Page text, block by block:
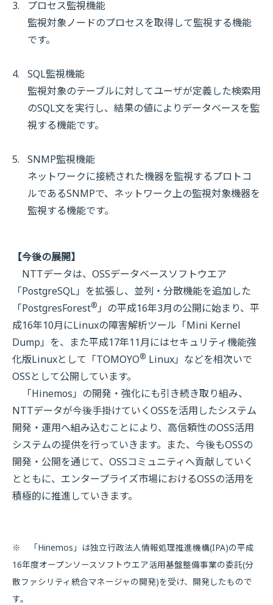
プロセス監視機能
監視対象ノードのプロセスを取得して監視する機能
です。
SQL監視機能
監視対象のテーブルに対してユーザが定義した検索用
のSQL文を実行し、結果の値によりデータベースを監
視する機能です。
SNMP監視機能
ネットワークに接続された機器を監視するプロトコ
ルであるSNMPで、ネットワーク上の監視対象機器を
監視する機能です。
【今後の展開】
NTTデータは、OSSデータベースソフトウエア
「PostgreSQL」を拡張し、並列・分散機能を追加した
「PostgresForest® 」の平成16年3月の公開に始まり、平
成16年10月にLinuxの障害解析ツール「Mini Kernel
Dump」を、また平成17年11月にはセキュリティ機能強
化版Linuxとして「TOMOYO® Linux」などを相次いで
OSSとして公開しています。
「Hinemos」の開発・強化にも引き続き取り組み、
NTTデータが今後手掛けていくOSSを活用したシステム
開発・運用へ組み込むことにより、高信頼性のOSS活用
システムの提供を行っていきます。また、今後もOSSの
開発・公開を通じて、OSSコミュニティへ貢献していく
とともに、エンタープライズ市場におけるOSSの活用を
積極的に推進していきます。
※ 「Hinemos」は独立行政法人情報処理推進機構(IPA)の平成
16年度オープンソースソフトウエア活用基盤整備事業の委託(分
散ファシリティ統合マネージャの開発)を受け、開発したもので
す。